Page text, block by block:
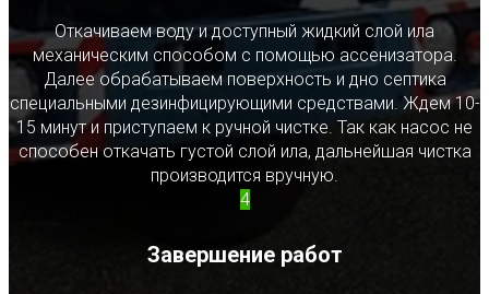
Откачиваем воду и доступный жидкий слой ила
механическим способом с помощью ассенизатора.
Далее обрабатываем поверхность и дно септика
специальными дезинфицирующими средствами. Ждем 10-
15 минут и приступаем к ручной чистке. Так как насос не
способен откачать густой слой ила, дальнейшая чистка
производится вручную.
4
Завершение работ